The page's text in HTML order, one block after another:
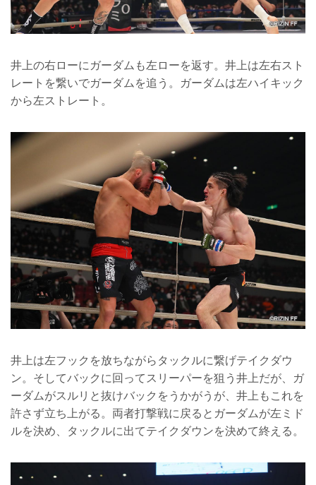
井上の右ローにガーダムも左ローを返す。井上は左右スト
レートを繋いでガーダムを追う。ガーダムは左ハイキック
から左ストレート。
井上は左フックを放ちながらタックルに繋げテイクダウ
ン。そしてバックに回ってスリーパーを狙う井上だが、ガ
ーダムがスルリと抜けバックをうかがうが、井上もこれを
許さず立ち上がる。両者打撃戦に戻るとガーダムが左ミド
ルを決め、タックルに出てテイクダウンを決めて終える。